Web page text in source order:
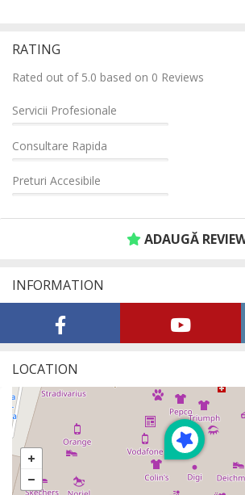
RATING
Rated out of 5.0 based on 0 Reviews
Servicii Profesionale
Consultare Rapida
Preturi Accesibile
ADAUGĂ
INFORMATION
LOCATION